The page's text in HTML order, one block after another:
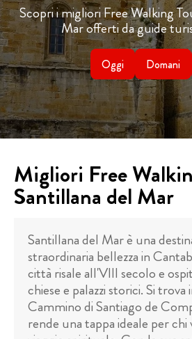
Scopri i migliori Free Walking
Mar offerti da guide
Oggi Domani
Migliori Free
Santillana del Mar
Santillana del Mar è una
straordinaria bellezza in
città risale all'VIII secolo e
chiese e palazzi storici. Si
Cammino di Santiago de
rende una tappa ideale per